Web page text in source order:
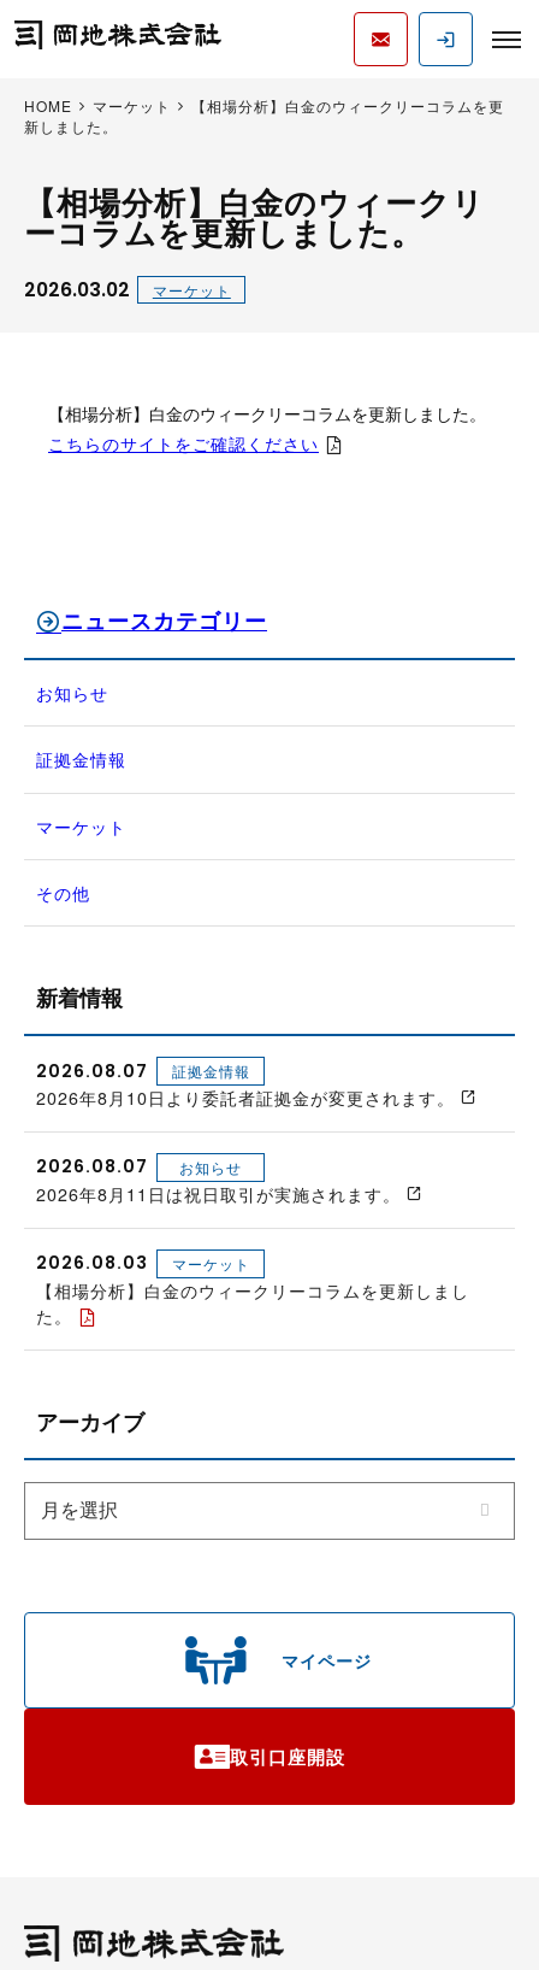
HOME マーケット
【相場分析】白金のウィークリーコラムを更
新しました。
【相場分析】白金のウィークリ
ーコラムを更新しました。
2026.03.02 マーケット
【相場分析】白金のウィークリーコラムを更新しました。
こちらのサイトをご確認ください
マイページ
取引口座開設
ニュースカテゴリー
お知らせ
証拠金情報
マーケット
その他
新着情報
2026.08.07 証拠金情報
2026年8月10日より委託者証拠金が変更されます。
2026.08.07 お知らせ
2026年8月11日は祝日取引が実施されます。
2026.08.03 マーケット
【相場分析】白金のウィークリーコラムを更新しまし
た。
アーカイブ